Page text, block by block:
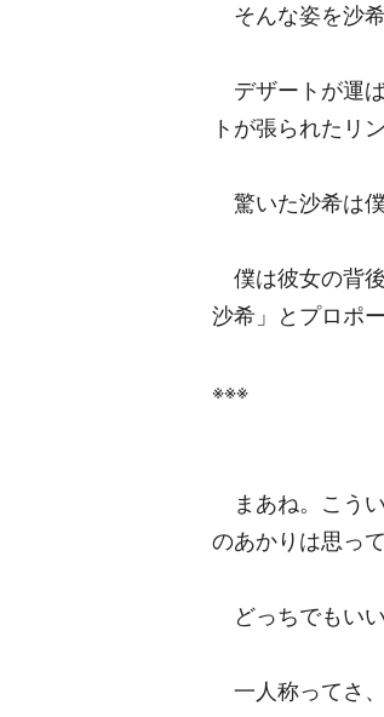
そんな姿を沙希
デザートが運
トが張られたリ
驚いた沙希は僕
僕は彼女の背後
沙希」とプロポ
※※※
まあね。こう
のあかりは思っ
どっちでもい
一人称ってさ